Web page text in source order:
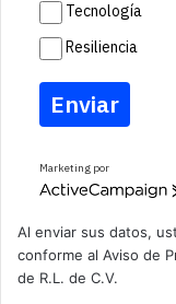
Tecnología
Resiliencia
Enviar
Marketing por
A
v
e
Al enviar sus datos,
conforme al Aviso de
de R.L. de C.V.